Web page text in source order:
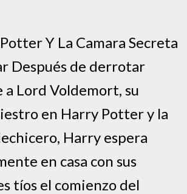
Y La Camara Secreta
Después de derrotar
a Lord Voldemort, su
en Harry Potter y la
Harry espera
en casa con sus
tíos el comienzo del